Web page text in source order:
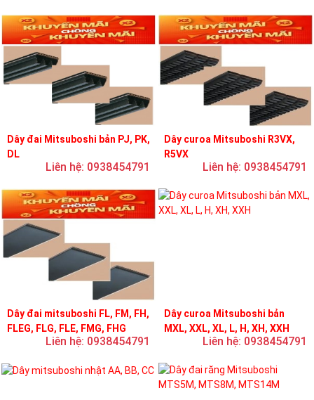
Dây đai Mitsuboshi bản PJ, PK,
DL
Liên hệ: 0938454791
Dây curoa Mitsuboshi R3VX,
R5VX
Liên hệ: 0938454791
Dây đai mitsuboshi FL, FM, FH,
FLEG, FLG, FLE, FMG, FHG
Liên hệ: 0938454791
Dây curoa Mitsuboshi bản
MXL, XXL, XL, L, H, XH, XXH
Liên hệ: 0938454791